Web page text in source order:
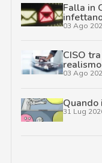
Falla in
03 Ago
CISO
03 Ago
Quando
31 Lug